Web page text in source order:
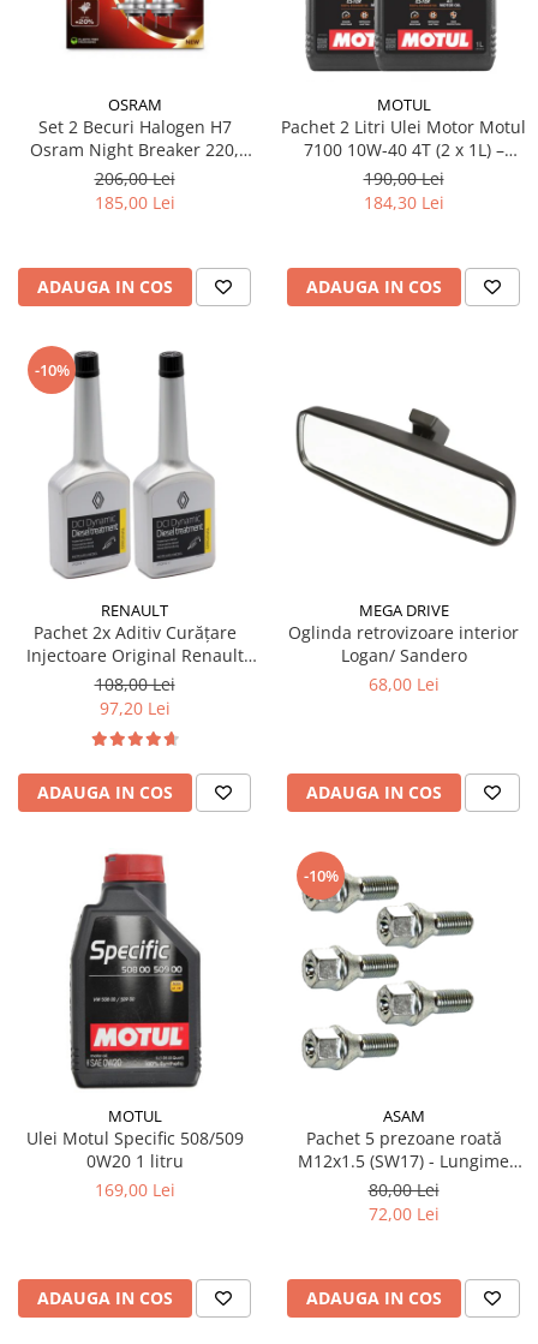
OSRAM
Set 2 Becuri Halogen H7
Osram Night Breaker 220,
+220% Mai Multa Lumina,
Fascicul 150m, 12V, 55W,
PX26d, Next Generation
206,00 Lei
185,00 Lei
ADAUGA IN COS
MOTUL
Pachet 2 Litri Ulei Motor Motul
7100 10W-40 4T (2 x 1L) –
100% Sintetic, API SP, JASO
MA2
190,00 Lei
184,30 Lei
ADAUGA IN COS
-10%
RENAULT
Pachet 2x Aditiv Curățare
Injectoare Original Renault
DCI Dynamic, 250ml
108,00 Lei
97,20 Lei
ADAUGA IN COS
MEGA DRIVE
Oglinda retrovizoare interior
Logan/ Sandero
68,00 Lei
ADAUGA IN COS
MOTUL
Ulei Motul Specific 508/509
0W20 1 litru
169,00 Lei
ADAUGA IN COS
-10%
ASAM
Pachet 5 prezoane roată
M12x1.5 (SW17) - Lungime
47.5 mm, pentru jantă aliaj și
oțel
80,00 Lei
72,00 Lei
ADAUGA IN COS